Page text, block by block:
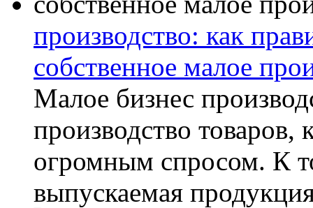
производство: как
собственное малое
Малое бизнес
производство товаров,
огромным спросом. К
выпускаемая